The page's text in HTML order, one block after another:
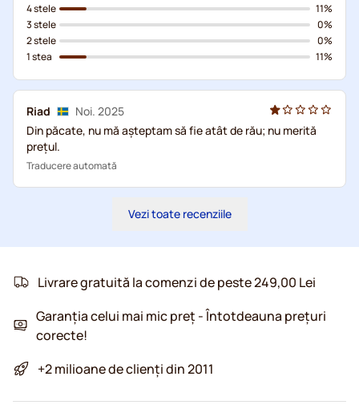
4 stele
3 stele
2 stele
1 stea
11%
0%
0%
11%
Riad
Noi. 2025
Din păcate, nu mă așteptam să fie atât de rău; nu merită
prețul.
Traducere automată
Vezi toate recenziile
Livrare gratuită la comenzi de peste 249,00 Lei
Garanția celui mai mic preț - Întotdeauna prețuri
corecte!
+2 milioane de clienți din 2011